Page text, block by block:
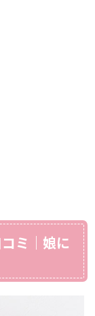
ミ｜娘に